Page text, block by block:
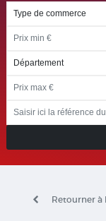
Retourner à